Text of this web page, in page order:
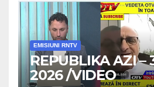
EMISIUNI RNTV
REPUBLIKA AZI –
2026 /VIDEO